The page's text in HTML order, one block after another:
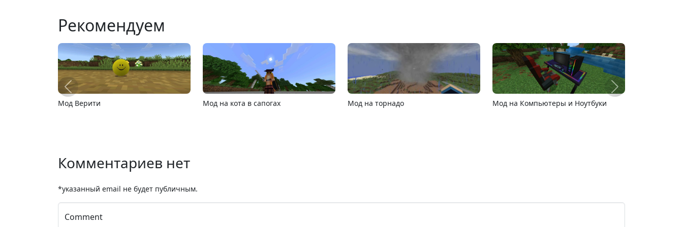
Рекомендуем
MCPE 26.13 MCPE 26.1 Карта расширяющийся барьер Карта ада
Комментариев нет
*указанный email не будет публичным.
Comment